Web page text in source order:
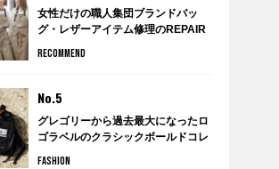
女性だけの職人集団ブランドバッ
グ・レザーアイテム修理のREPAIR
RECOMMEND
No.5
グレゴリーから過去最大になったロ
ゴラベルのクラシックボールドコレ
FASHION